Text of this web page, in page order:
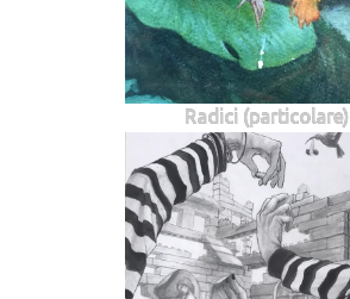
Radici (particolare)